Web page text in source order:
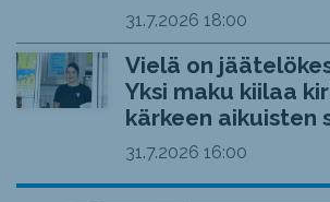
31.7.2026 18:00
Vielä on
Yksi maku kiilaa
kärkeen aikuisten
31.7.2026 16:00